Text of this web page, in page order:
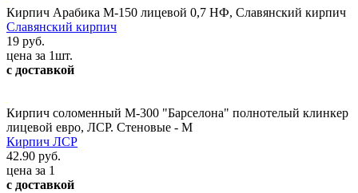
Кирпич Арабика М-150 лицевой 0,7 НФ, Славянский кирпич
Славянский кирпич
19 руб.
цена за 1шт.
с доставкой
Кирпич соломенный М-300 "Барселона" полнотелый клинкер
лицевой евро, ЛСР. Стеновые - М
Кирпич ЛСР
42.90 руб.
цена за 1
с доставкой